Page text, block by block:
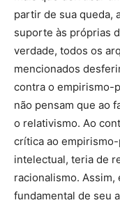
partir de sua queda,
suporte às próprias
verdade, todos os
mencionados
contra o empirismo-
não pensam que ao
o relativismo. Ao
crítica ao
intelectual, teria de
racionalismo. Assim,
fundamental de seu